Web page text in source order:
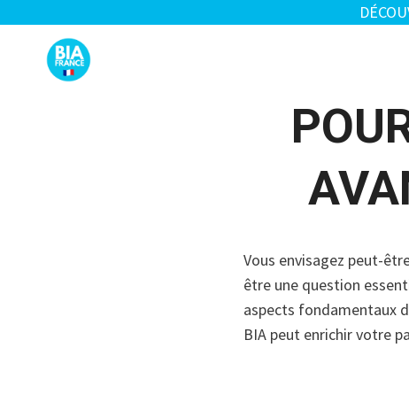
Vous envisagez peut-
être une question
aspects fondamentaux
BIA peut enrichir votre